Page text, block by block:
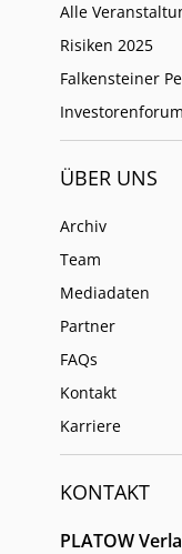
Alle
Risiken 2025
Falkensteiner
ÜBER UNS
Archiv
Team
Mediadaten
Partner
FAQs
Kontakt
Karriere
KONTAKT
PLATOW